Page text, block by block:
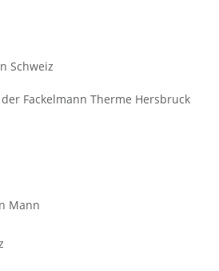
Schweiz
Fackelmann Therme Hersbruck
Mann